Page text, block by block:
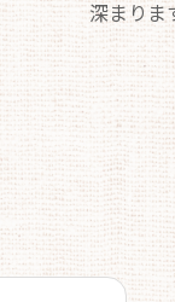
深まりま